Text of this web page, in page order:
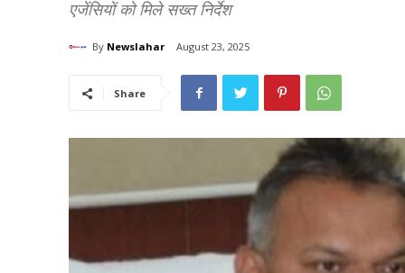
एजेंसियों को मिले सख्त निर्देश
By Newslahar August 23, 2025
Share